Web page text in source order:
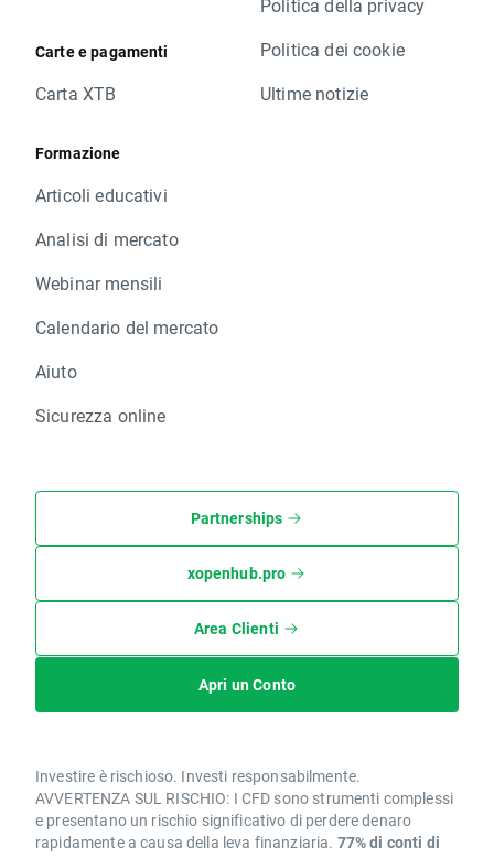
Carte e pagamenti
Carta XTB
Formazione
Articoli educativi
Analisi di mercato
Webinar mensili
Calendario del mercato
Aiuto
Sicurezza online
Politica della privacy
Politica dei cookie
Ultime notizie
Partnerships
xopenhub.pro
Area Clienti
Apri un Conto
Investire è rischioso. Investi responsabilmente.
AVVERTENZA SUL RISCHIO: I CFD sono strumenti complessi
e presentano un rischio significativo di perdere denaro
rapidamente a causa della leva finanziaria. 77% di conti di